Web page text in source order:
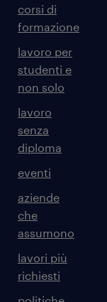
corsi di
formazione
lavoro per
studenti e
non solo
lavoro
senza
diploma
eventi
aziende
che
assumono
lavori più
richiesti